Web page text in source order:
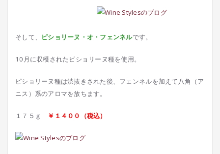
そして、 ピショリーヌ・オ・フェンネルです。
10月に収穫されたピショリーヌ種を使用。
ピショリーヌ種は渋抜きされた後、フェンネルを加えて八角（ア
ニス）系のアロマを放ちます。
１７５ｇ ￥１４００（税込）